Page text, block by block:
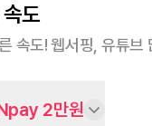
도
속도! 웹서핑, 유튜브
2만원